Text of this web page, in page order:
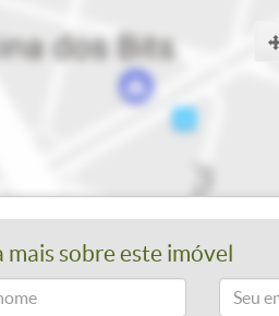
mais sobre este imóvel